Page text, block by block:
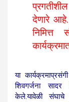
देणारे आहे.
निमित्त
या
शिवगर्जना सादर
केले.यावेळी